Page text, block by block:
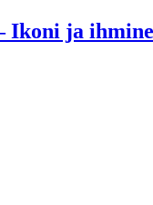
Ikoni ja